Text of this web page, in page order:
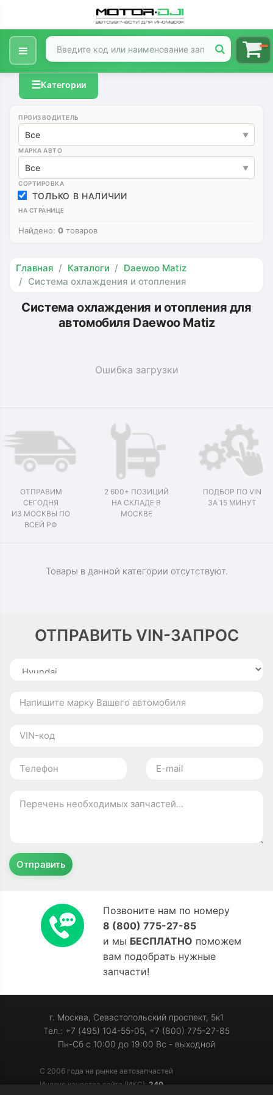
☰Категории
ПРОИЗВОДИТЕЛЬ
Все
МАРКА АВТО
Все
СОРТИРОВКА
ТОЛЬКО В НАЛИЧИИ
НА СТРАНИЦЕ
Найдено: 0 товаров
Главная Каталоги
Daewoo Matiz
Система охлаждения и отопления
Система охлаждения и отопления для
автомобиля Daewoo Matiz
Ошибка загрузки
ОТПРАВИМ
СЕГОДНЯ
ИЗ МОСКВЫ ПО
ВСЕЙ РФ
2 600+ ПОЗИЦИЙ
НА СКЛАДЕ В
МОСКВЕ
ПОДБОР ПО VIN
ЗА 15 МИНУТ
Товары в данной категории отсутствуют.
ОТПРАВИТЬ VIN-ЗАПРОС
Отправить
Позвоните нам по номеру
8 (800) 775-27-85
и мы БЕСПЛАТНО поможем
вам подобрать нужные
запчасти!
г. Москва, Севастопольский проспект, 5к1
Тел.: +7 (495) 104-55-05, +7 (800) 775-27-85
Пн-Сб с 10:00 до 19:00 Вс - выходной
С 2006 года на рынке автозапчастей
Индекс качества сайта (ИКС): 240